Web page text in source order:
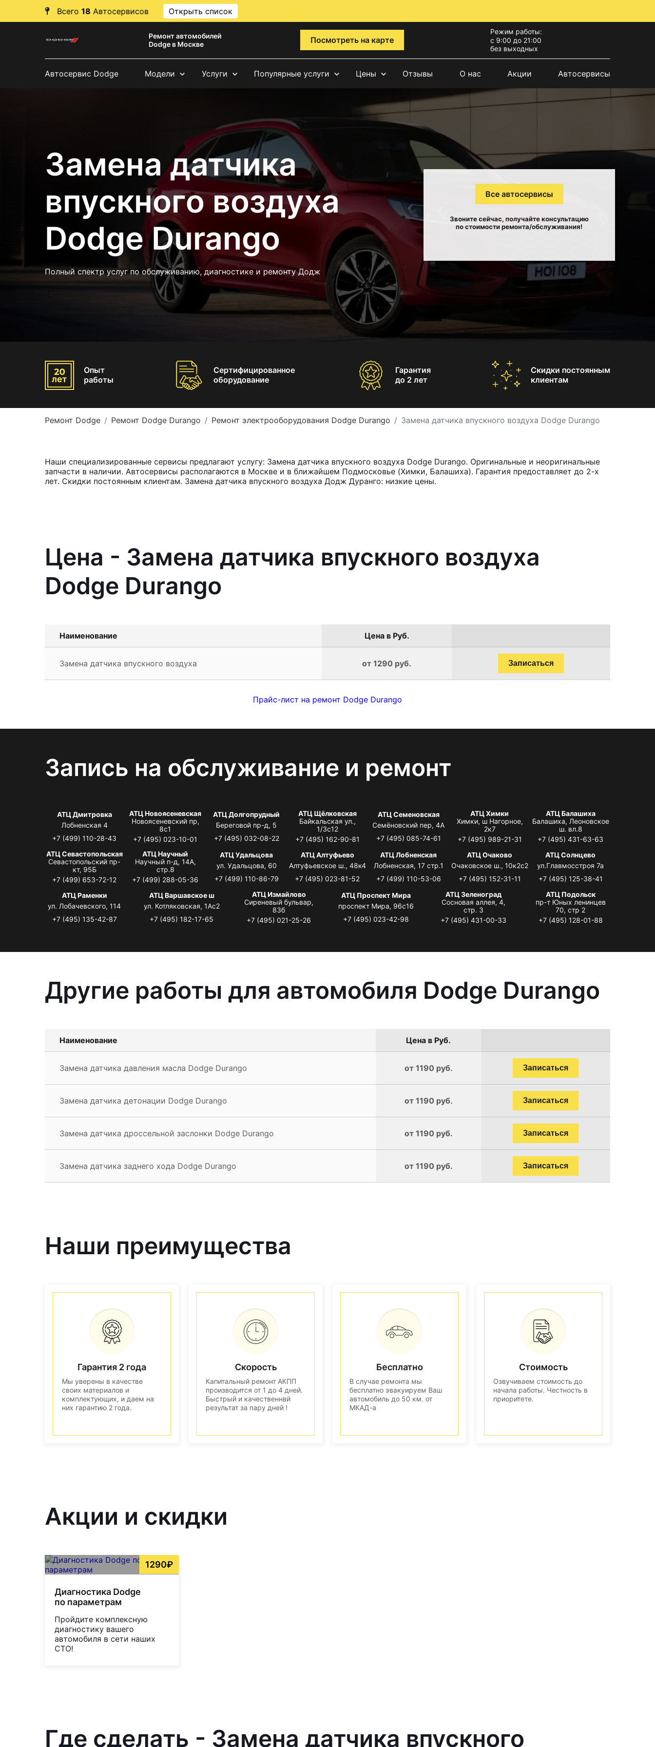
Всего 18 Автосервисов Открыть список
Ремонт автомобилей
Dodge в Москве
Посмотреть на карте
Режим работы:
с 9:00 до 21:00
без выходных
Автосервис Dodge Модели Услуги Популярные услуги Цены Отзывы О нас Акции Автосервисы
Замена датчика
впускного воздуха
Dodge Durango
Полный спектр услуг по обслуживанию, диагностике и ремонту Додж
Все автосервисы
Звоните сейчас, получайте консультацию
по стоимости ремонта/обслуживания!
Опыт
работы
Сертифицированное
оборудование
Гарантия
до 2 лет
Скидки постоянным
клиентам
Ремонт Dodge Ремонт Dodge Durango Ремонт электрооборудования Dodge Durango Замена датчика впускного воздуха Dodge Durango
Наши специализированные сервисы предлагают услугу: Замена датчика впускного воздуха Dodge Durango. Оригинальные и неоригинальные
запчасти в наличии. Автосервисы располагаются в Москве и в ближайшем Подмосковье (Химки, Балашиха). Гарантия предоставляет до 2-х
лет. Скидки постоянным клиентам. Замена датчика впускного воздуха Додж Дуранго: низкие цены.
Цена - Замена датчика впускного воздуха
Dodge Durango
Наименование Цена в Руб.
Замена датчика впускного воздуха от 1290 руб. Записаться
Прайс-лист на ремонт Dodge Durango
Запись на обслуживание и ремонт
АТЦ Дмитровка
Лобненская 4
+7 (499) 110-28-43
АТЦ Новоясеневская
Новоясеневский пр,
8с1
+7 (495) 023-10-01
АТЦ Долгопрудный
Береговой пр-д, 5
+7 (495) 032-08-22
АТЦ Щёлковская
Байкальская ул.,
1/3с12
+7 (495) 162-90-81
АТЦ Семеновская
Семёновский пер, 4А
+7 (495) 085-74-61
АТЦ Химки
Химки, ш Нагорное,
2к7
+7 (495) 989-21-31
АТЦ Балашиха
Балашиха, Леоновское
ш. вл.8
+7 (495) 431-63-63
АТЦ Севастопольская
Севастопольский пр-
кт, 95Б
+7 (499) 653-72-12
АТЦ Научный
Научный п-д, 14А,
стр.8
+7 (499) 288-05-36
АТЦ Удальцова
ул. Удальцова, 60
+7 (499) 110-86-79
АТЦ Алтуфьево
Алтуфьевское ш., 48к4
+7 (495) 023-81-52
АТЦ Лобненская
Лобненская, 17 стр.1
+7 (499) 110-53-06
АТЦ Очаково
Очаковское ш., 10к2с2
+7 (495) 152-31-11
АТЦ Солнцево
ул.Главмосстроя 7а
+7 (495) 125-38-41
АТЦ Раменки
ул. Лобачевского, 114
+7 (495) 135-42-87
АТЦ Варшавское ш
ул. Котляковская, 1Ас2
+7 (495) 182-17-65
АТЦ Измайлово
Сиреневый бульвар,
83б
+7 (495) 021-25-26
АТЦ Проспект Мира
проспект Мира, 96с16
+7 (495) 023-42-98
АТЦ Зеленоград
Сосновая аллея, 4,
стр. 3
+7 (495) 431-00-33
АТЦ Подольск
пр-т Юных ленинцев
70, стр 2
+7 (495) 128-01-88
Другие работы для автомобиля Dodge Durango
Наименование Цена в Руб.
Замена датчика давления масла Dodge Durango от 1190 руб. Записаться
Замена датчика детонации Dodge Durango от 1190 руб. Записаться
Замена датчика дроссельной заслонки Dodge Durango от 1190 руб. Записаться
Замена датчика заднего хода Dodge Durango от 1190 руб. Записаться
Наши преимущества
Гарантия 2 года
Мы уверены в качестве
своих материалов и
комплектующих, и даем на
них гарантию 2 года.
Скорость
Капитальный ремонт АКПП
производится от 1 до 4 дней.
Быстрый и качественнвй
результат за пару дней !
Бесплатно
В случае ремонта мы
бесплатно эвакуируем Ваш
автомобиль до 50 км. от
МКАД-а
Стоимость
Озвучиваем стоимость до
начала работы. Честность в
приоритете.
Акции и скидки
1290₽
Диагностика Dodge
по параметрам
Пройдите комплексную
диагностику вашего
автомобиля в сети наших
СТО!
Где сделать - Замена датчика впускного